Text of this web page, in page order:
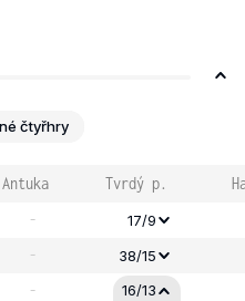
čtyřhry
Antuka Tvrdý p.
-
17/9
-
38/15
- 16/13